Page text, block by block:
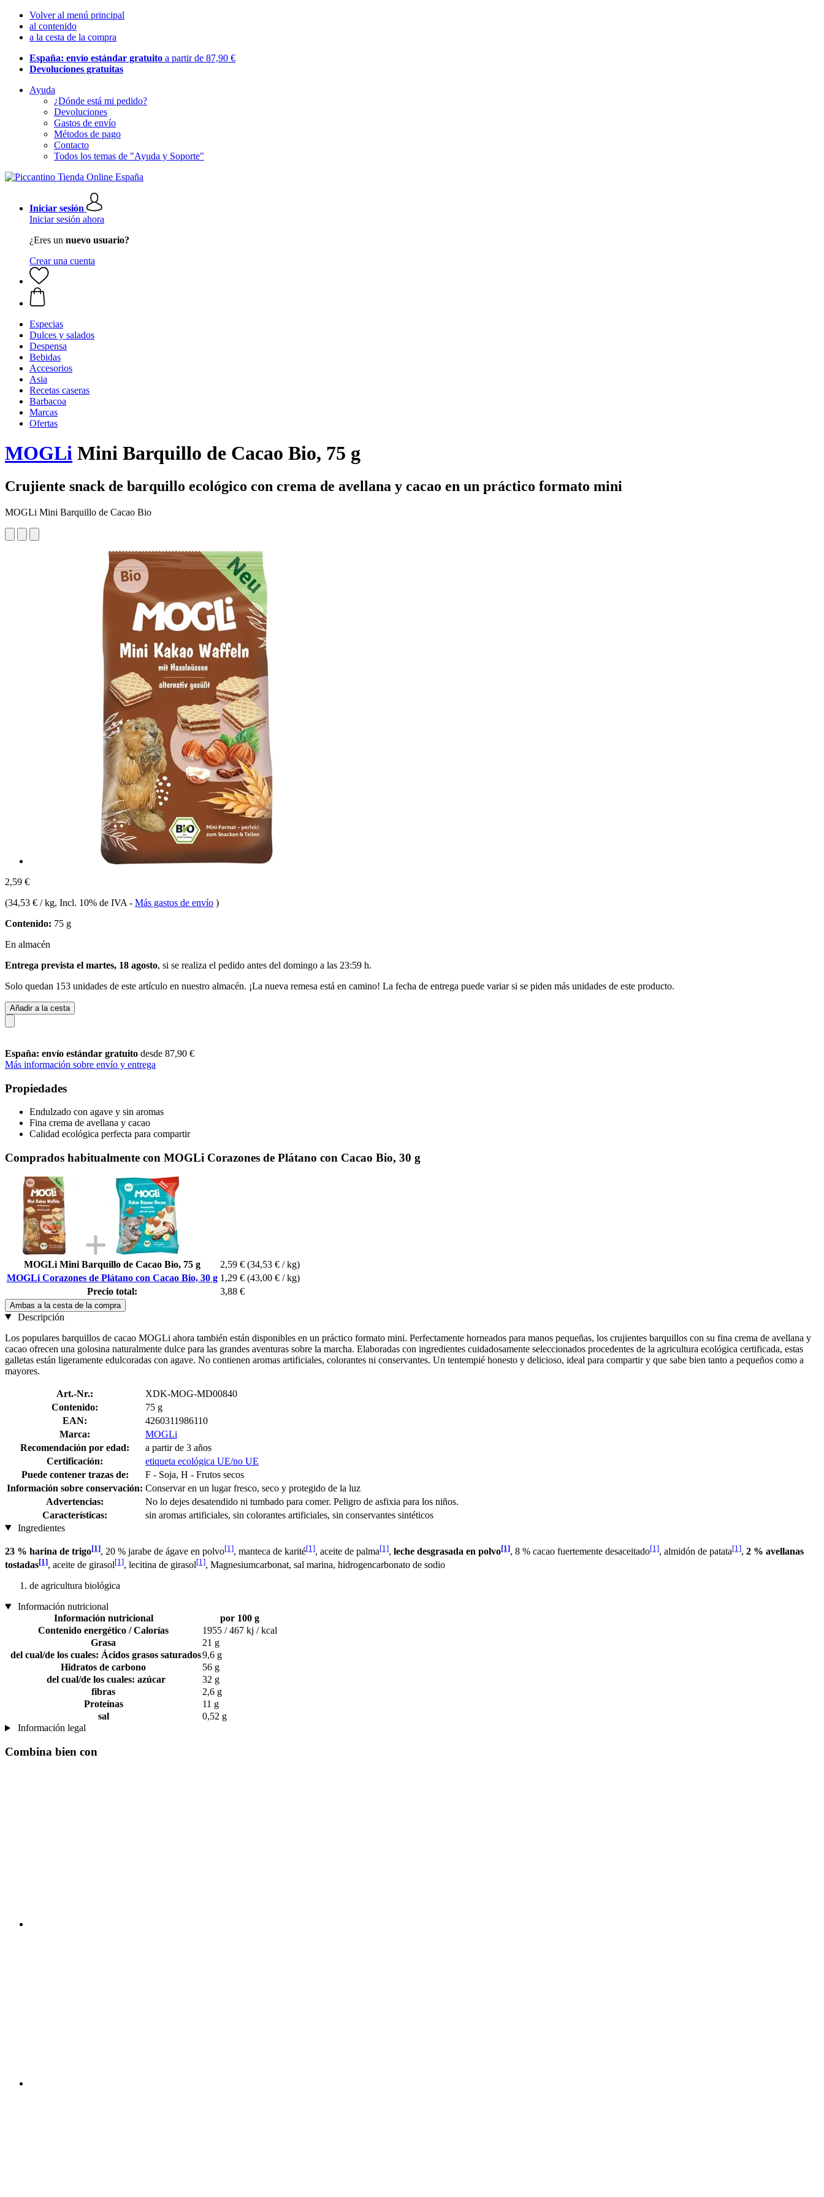
Volver al menú principal
al contenido
a la cesta de la compra
España: envío estándar gratuito a partir de 87,90 €
Devoluciones gratuitas
Ayuda
¿Dónde está mi pedido?
Devoluciones
Gastos de envío
Métodos de pago
Contacto
Todos los temas de "Ayuda y Soporte"
Iniciar sesión
Iniciar sesión ahora
¿Eres un nuevo usuario?
Crear una cuenta
Especias
Dulces y salados
Despensa
Bebidas
Accesorios
Asia
Recetas caseras
Barbacoa
Marcas
Ofertas
MOGLi Mini Barquillo de Cacao Bio, 75 g
Crujiente snack de barquillo ecológico con crema de avellana y cacao en un práctico formato mini
MOGLi Mini Barquillo de Cacao Bio
2,59 €
(34,53 € / kg, Incl. 10% de IVA - Más gastos de envío )
Contenido: 75 g
En almacén
Entrega prevista el martes, 18 agosto, si se realiza el pedido antes del domingo a las 23:59 h.
Solo quedan 153 unidades de este artículo en nuestro almacén. ¡La nueva remesa está en camino! La fecha de entrega puede variar si se piden más unidades de este producto.
Añadir a la cesta
España: envío estándar gratuito desde 87,90 €
Más información sobre envío y entrega
Propiedades
Endulzado con agave y sin aromas
Fina crema de avellana y cacao
Calidad ecológica perfecta para compartir
Comprados habitualmente con MOGLi Corazones de Plátano con Cacao Bio, 30 g
MOGLi Mini Barquillo de Cacao Bio, 75 g 2,59 € (34,53 € / kg)
MOGLi Corazones de Plátano con Cacao Bio, 30 g 1,29 € (43,00 € / kg)
Precio total:
3,88 €
Ambas a la cesta de la compra
Descripción
Los populares barquillos de cacao MOGLi ahora también están disponibles en un práctico formato mini. Perfectamente horneados para manos pequeñas, los crujientes barquillos con su fina crema de avellana y
cacao ofrecen una golosina naturalmente dulce para las grandes aventuras sobre la marcha. Elaboradas con ingredientes cuidadosamente seleccionados procedentes de la agricultura ecológica certificada, estas
galletas están ligeramente edulcoradas con agave. No contienen aromas artificiales, colorantes ni conservantes. Un tentempié honesto y delicioso, ideal para compartir y que sabe bien tanto a pequeños como a
mayores.
Art.-Nr.:
XDK-MOG-MD00840
Contenido:
75 g
EAN:
4260311986110
Marca:
MOGLi
Recomendación por edad:
a partir de 3 años
Certificación:
etiqueta ecológica UE/no UE
Puede contener trazas de:
F - Soja, H - Frutos secos
Información sobre conservación: Conservar en un lugar fresco, seco y protegido de la luz
Advertencias:
No lo dejes desatendido ni tumbado para comer. Peligro de asfixia para los niños.
Características:
sin aromas artificiales, sin colorantes artificiales, sin conservantes sintéticos
Ingredientes
23 % harina de trigo[1], 20 % jarabe de ágave en polvo[1], manteca de karité[1], aceite de palma[1], leche desgrasada en polvo[1], 8 % cacao fuertemente desaceitado[1], almidón de patata[1], 2 % avellanas
tostadas[1], aceite de girasol[1], lecitina de girasol[1], Magnesiumcarbonat, sal marina, hidrogencarbonato de sodio
de agricultura biológica
Información nutricional
Información nutricional
por 100 g
Contenido energético / Calorías
1955 / 467 kj / kcal
Grasa
21 g
del cual/de los cuales: Ácidos grasos saturados9,6 g
Hidratos de carbono
56 g
del cual/de los cuales: azúcar
32 g
fibras
2,6 g
Proteínas
11 g
sal
0,52 g
Información legal
Combina bien con